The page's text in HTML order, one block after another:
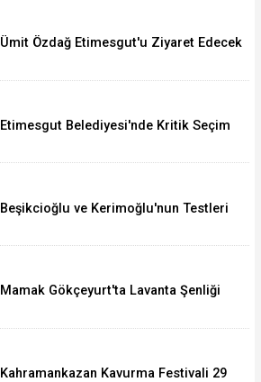
Ümit Özdağ Etimesgut'u Ziyaret Edecek
Etimesgut Belediyesi'nde Kritik Seçim
Beşikcioğlu ve Kerimoğlu'nun Testleri
Mamak Gökçeyurt'ta Lavanta Şenliği
Kahramankazan Kavurma Festivali 29